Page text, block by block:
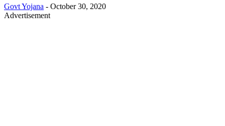
Govt Yojana - October 30, 2020
Advertisement